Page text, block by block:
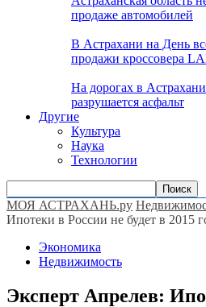
продаже автомобилей
В Астрахани на День
продажи кроссовера
На дорогах в
разрушается асфальт
Другие
Культура
Наука
Технологии
МОЯ АСТРАХАНЬ.ру
Ипотеки в России не будет в 2015
Экономика
Недвижимость
Эксперт Апрелев: